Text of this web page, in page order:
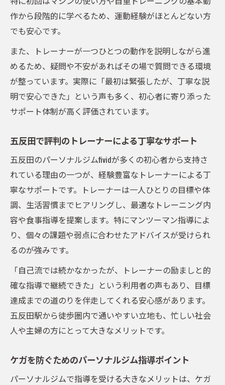
作から段階的に学べるため、運動経験がほとんどない方
でも安心です。
また、トレーナーが一つひとつの動作を説明しながら進
めるため、疑問や不安があればその場で質問できる環境
が整っています。実際に「最初は緊張したが、丁寧な説
明で安心できた」という声も多く、初心者に寄り添った
サポート体制が高く評価されています。
五反田で評判のトレーナーによる丁寧なサポート
五反田のパーソナルジムfividが多くの初心者から支持さ
れている理由の一つが、経験豊富なトレーナーによる丁
寧なサポートです。トレーナーは一人ひとりの目標や体
調、生活習慣までヒアリングし、最適なトレーニング内
容や食事指導を提案します。特にマンツーマン指導によ
り、個々の課題や弱点に合わせたアドバイスが受けられ
るのが強みです。
「自己流では続かなかったが、トレーナーの励ましと的
確な指導で継続できた」という利用者の声もあり、目標
達成までの道のりを伴走してくれる安心感があります。
五反田駅から徒歩圏内で通いやすい立地も、忙しい社会
人や主婦の方にとって大きなメリットです。
ケガを防ぐためのパーソナルジム指導ポイント
パーソナルジムで指導を受ける大きなメリットは、ケガ